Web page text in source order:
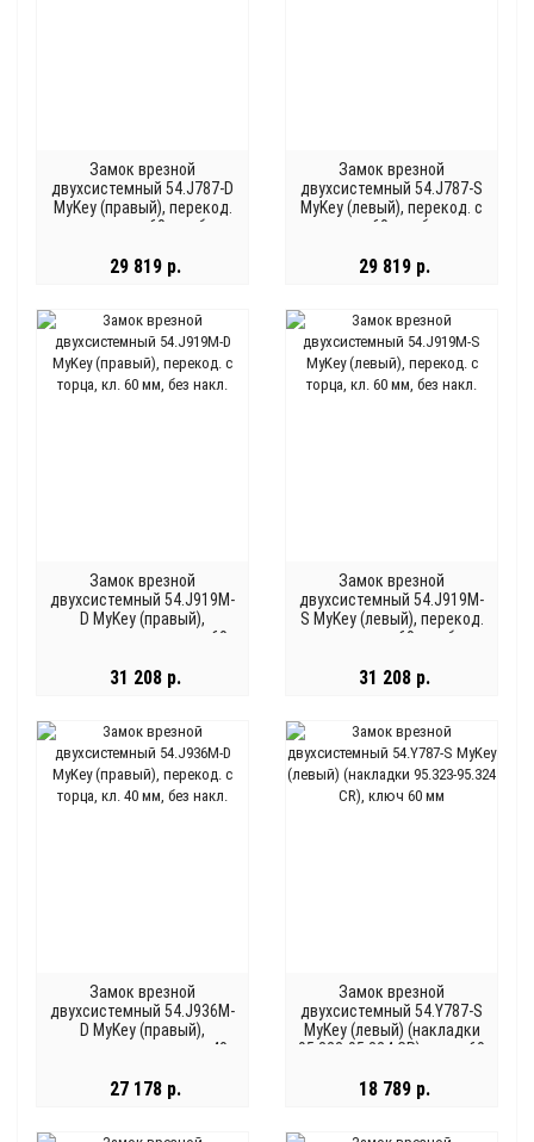
Замок врезной
двухсистемный 54.J787-D
MyKey (правый), перекод.
с торца, кл. 60 мм, без
29 819 р.
Замок врезной
двухсистемный 54.J787-S
MyKey (левый), перекод. с
торца, кл. 60 мм, без накл.
29 819 р.
Замок врезной
двухсистемный 54.J919M-
D MyKey (правый),
перекод. с торца, кл. 60
31 208 р.
Замок врезной
двухсистемный 54.J919M-
S MyKey (левый), перекод.
с торца, кл. 60 мм, без
31 208 р.
Замок врезной
двухсистемный 54.J936M-
D MyKey (правый),
перекод. с торца, кл. 40
27 178 р.
Замок врезной
двухсистемный 54.Y787-S
MyKey (левый) (накладки
95.323-95.324 CR), ключ 60
18 789 р.